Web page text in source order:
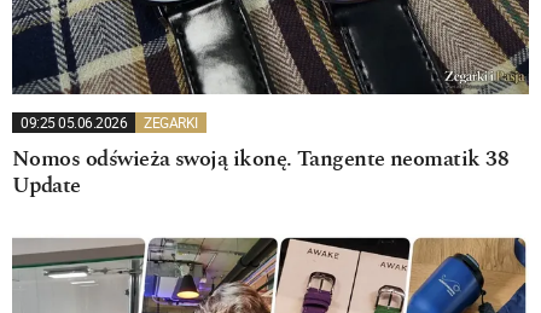
09:25 05.06.2026 ZEGARKI
Nomos odświeża swoją ikonę. Tangente neomatik 38
Update